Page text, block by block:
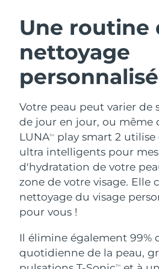
Une routine
nettoyage
Votre peau peut varier de
de jour en jour, ou même
LUNATM
play smart 2 utilise
ultra intelligents pour
d'hydratation de votre
zone de votre visage. Elle
nettoyage du visage
pour vous !
Il élimine également 99%
quotidienne de la peau,
TM
Nettoyage du visage
Anti-aging
LUNA™ 4 Plus
Massage, LED
LUNA™ 4 Men
Microcurrent
BEAR™ 2 go
Microcurrent
BEAR™ 2 eyes
Hydratation
UFO™ 3
Deep facial
Near-infrared and
device
issa™ 4
Hybrid silicone
Smart hybrid
FAQ™ TRAITEMENT
Anti-âge
Autriche
Bahreïn
Belgique
Bermudes
Bosnie-Herzégovine
Brunei
Bulgarie
Canada
Chili